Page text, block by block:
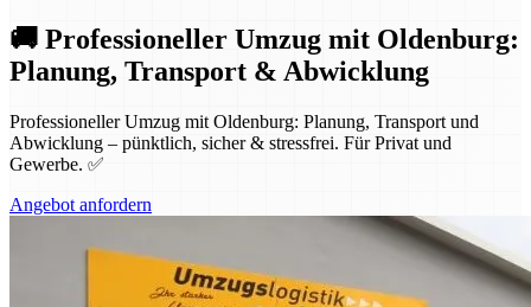
🚚 Professioneller Umzug mit Oldenburg:
Planung, Transport & Abwicklung
Professioneller Umzug mit Oldenburg: Planung, Transport und
Abwicklung – pünktlich, sicher & stressfrei. Für Privat und
Gewerbe. ✅
Angebot anfordern